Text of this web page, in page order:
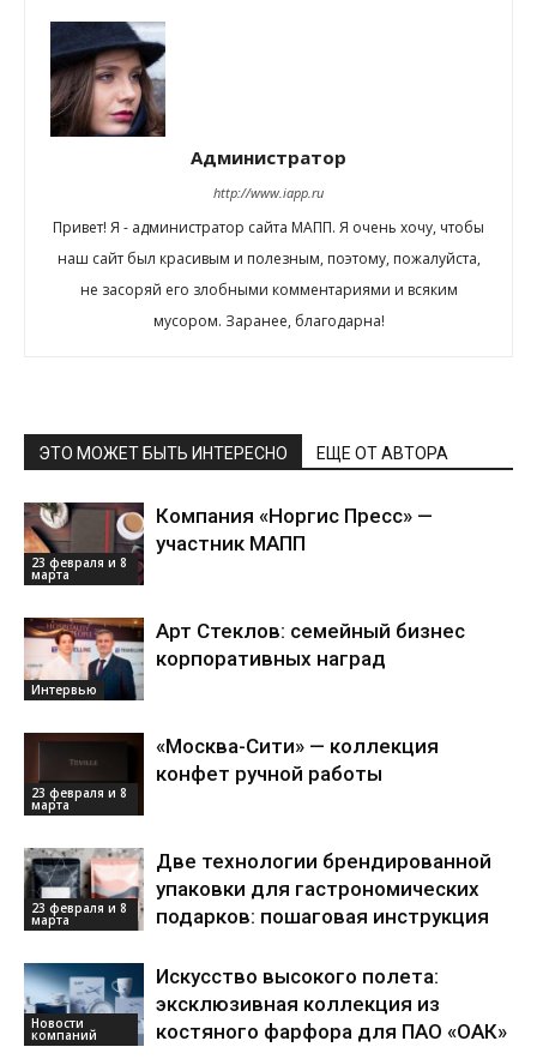
Администратор
http://www.iapp.ru
Привет! Я - администратор сайта МАПП. Я очень хочу, чтобы
наш сайт был красивым и полезным, поэтому, пожалуйста,
не засоряй его злобными комментариями и всяким
мусором. Заранее, благодарна!
ЭТО МОЖЕТ БЫТЬ ИНТЕРЕСНО ЕЩЕ ОТ АВТОРА
23 февраля и 8
марта
Компания «Норгис Пресс» —
участник МАПП
Интервью
Арт Стеклов: семейный бизнес
корпоративных наград
23 февраля и 8
марта
«Москва-Сити» — коллекция
конфет ручной работы
23 февраля и 8
марта
Две технологии брендированной
упаковки для гастрономических
подарков: пошаговая инструкция
Новости
компаний
Искусство высокого полета:
эксклюзивная коллекция из
костяного фарфора для ПАО «ОАК»